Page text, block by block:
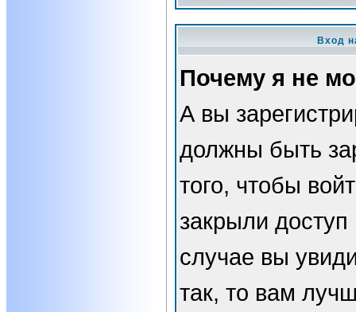
Вход
Почему я не
А вы
должны быть
того, чтобы
закрыли
случае вы
так, то вам